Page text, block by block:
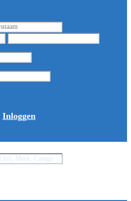
Inloggen